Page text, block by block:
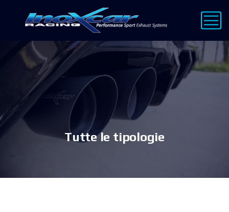
Tutte le tipologie